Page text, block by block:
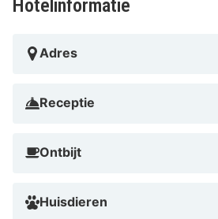
Hotelinformatie
Adres
Receptie
Ontbijt
Huisdieren